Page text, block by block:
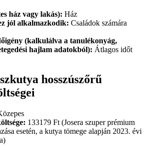
ház vagy lakás): Ház
jól alkalmazkodik: Családok számára
(kalkulálva a tanulékonyág,
hajlam adatokból): Átlagos időt
hosszúszőrű
133179 Ft (Josera szuper prémium
esetén, a kutya tömege alapján 2023. évi